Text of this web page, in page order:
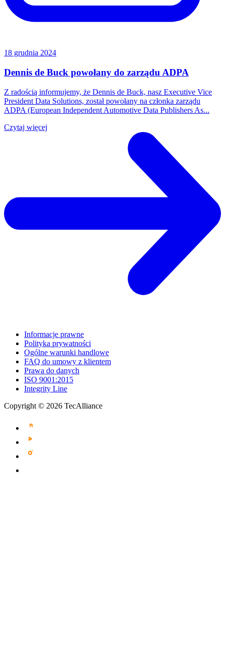
18 grudnia 2024
Dennis de Buck powołany do zarządu ADPA
Z radością informujemy, że Dennis de Buck, nasz Executive Vice
President Data Solutions, został powołany na członka zarządu
ADPA (European Independent Automotive Data Publishers As...
Czytaj więcej
Informacje prawne
Polityka prywatności
Ogólne warunki handlowe
FAQ do umowy z klientem
Prawa do danych
ISO 9001:2015
Integrity Line
Copyright © 2026 TecAlliance